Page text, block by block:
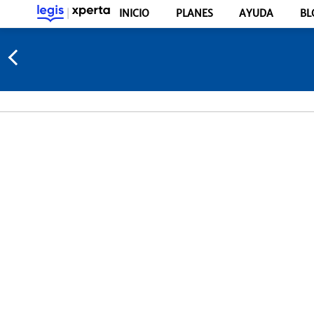
INICIO PLANES AYUDA